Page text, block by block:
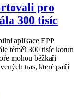
pro
300 tisíc
aplikace EPP
téměř 300 tisíc korun
mohou běžkaři
tras, které patří